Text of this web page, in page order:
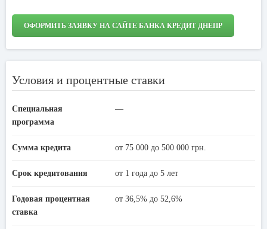
ОФОРМИТЬ ЗАЯВКУ НА САЙТЕ БАНКА КРЕДИТ ДНЕПР
Условия и процентные ставки
Специальная
программа
—
Сумма кредита от 75 000 до 500 000 грн.
Срок кредитования от 1 года до 5 лет
Годовая процентная
ставка
от 36,5% до 52,6%